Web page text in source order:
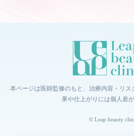
本ページは医師監修のもと、治療内容・リ
果や仕上がりには個人差が
© Leap beauty